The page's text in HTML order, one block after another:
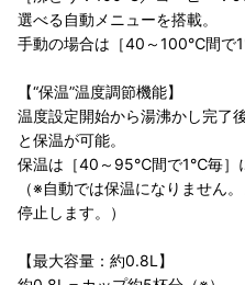
選べる自動メニューを搭載。
手動の場合は［40～100℃間で
【“保温”温度調節機能】
温度設定開始から湯沸かし完了
と保温が可能。
保温は［40～95℃間で1℃毎］
（※自動では保温になりません
停止します。）
【最大容量：約0.8L】